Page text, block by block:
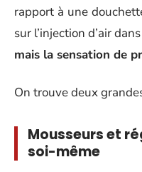
rapport à une
sur l’injection d’air
mais la sensation de
On trouve deux
Mousseurs et
soi-même